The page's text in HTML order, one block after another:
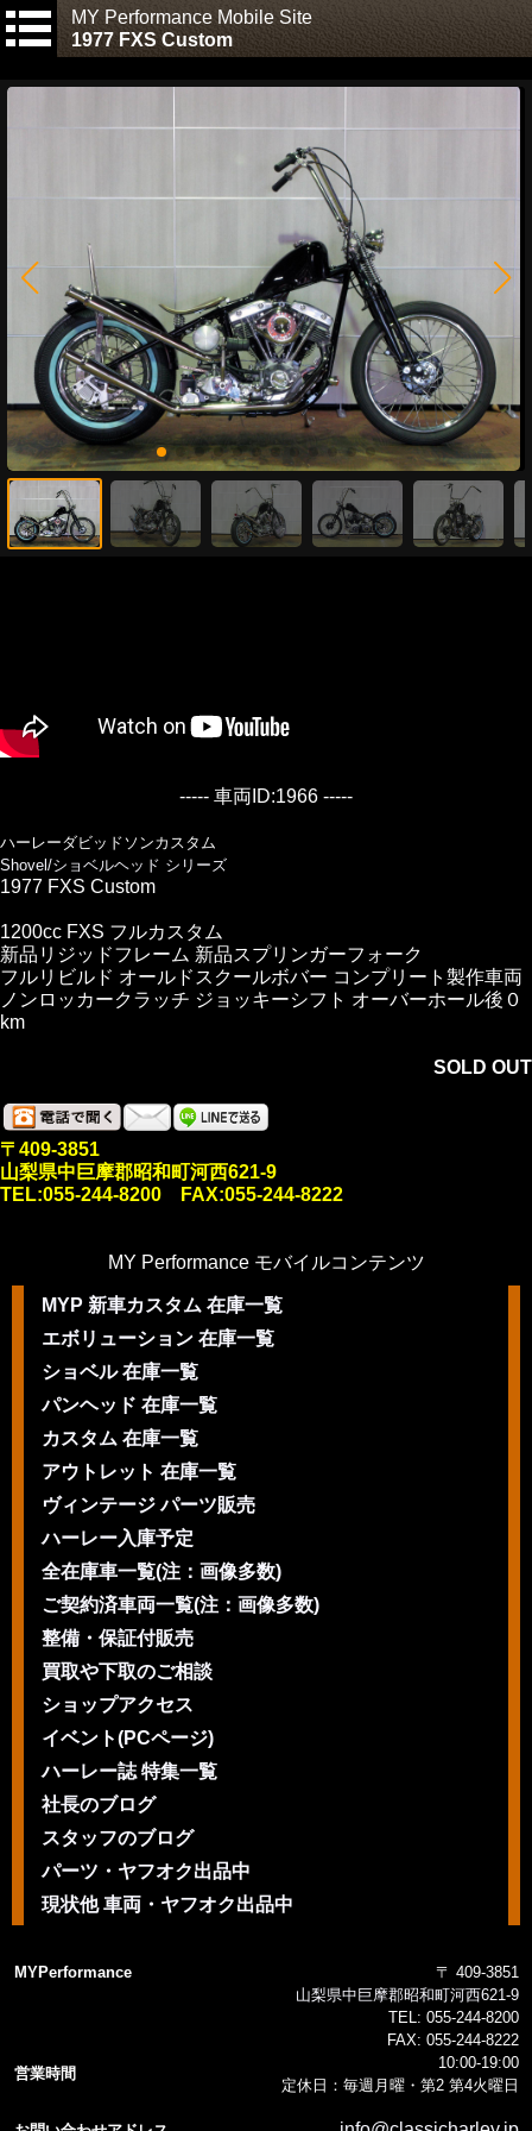
MY Performance Mobile Site
1977 FXS Custom
----- 車両ID:1966 -----
ハーレーダビッドソンカスタム
Shovel/ショベルヘッド シリーズ
1977 FXS Custom
1200cc FXS フルカスタム
新品リジッドフレーム 新品スプリンガーフォーク
フルリビルド オールドスクールボバー コンプリート製作車両
ノンロッカークラッチ ジョッキーシフト オーバーホール後０
km
SOLD OUT
〒409-3851
山梨県中巨摩郡昭和町河西621-9
TEL:055-244-8200 FAX:055-244-8222
MY Performance モバイルコンテンツ
MYP 新車カスタム 在庫一覧
エボリューション 在庫一覧
ショベル 在庫一覧
パンヘッド 在庫一覧
カスタム 在庫一覧
アウトレット 在庫一覧
ヴィンテージ パーツ販売
ハーレー入庫予定
全在庫車一覧(注：画像多数)
ご契約済車両一覧(注：画像多数)
整備・保証付販売
買取や下取のご相談
ショップアクセス
イベント(PCページ)
ハーレー誌 特集一覧
社長のブログ
スタッフのブログ
パーツ・ヤフオク出品中
現状他 車両・ヤフオク出品中
MYPerformance
〒 409-3851
山梨県中巨摩郡昭和町河西621-9
TEL: 055-244-8200
FAX: 055-244-8222
営業時間
10:00-19:00
定休日：毎週月曜・第2 第4火曜日